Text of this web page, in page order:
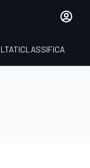
CLASSIFICA